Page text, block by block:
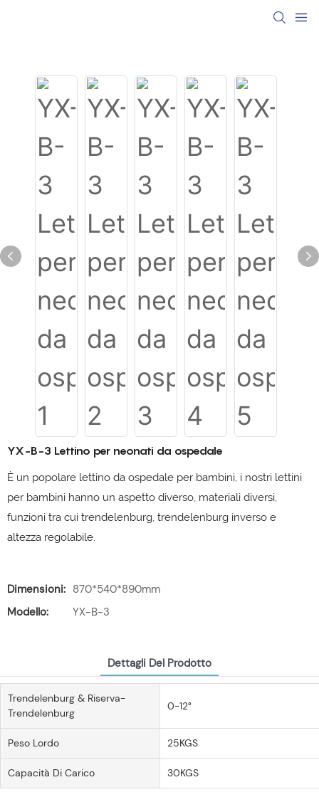
YX-B-3 Lettino per neonati da ospedale
È un popolare lettino da ospedale per bambini, i nostri lettini
per bambini hanno un aspetto diverso, materiali diversi,
funzioni tra cui trendelenburg, trendelenburg inverso e
altezza regolabile.
Dimensioni: 870*540*890mm
Modello:
YX-B-3
Dettagli Del Prodotto
Trendelenburg & Riserva-
Trendelenburg
0-12°
Peso Lordo 25KGS
Capacità Di Carico 30KGS